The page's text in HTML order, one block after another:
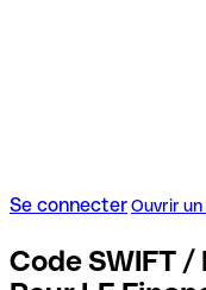
Se connecterOuvrir
Code SWIFT